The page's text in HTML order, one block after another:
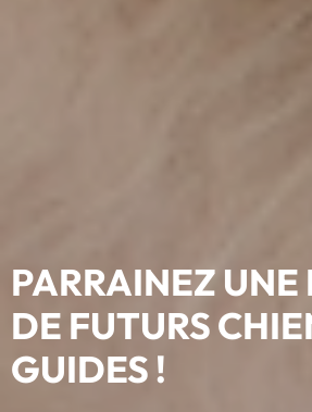
PARRAINEZ UNE
DE FUTURS
GUIDES !